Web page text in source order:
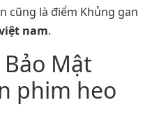
cũng là điểm Khủng gan
nam.
Mật
phim heo